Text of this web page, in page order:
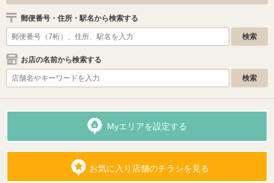
郵便番号・住所・駅名から検索する
お店の名前から検索する
Myエリアを設定する
お気に入り店舗のチラシを見る